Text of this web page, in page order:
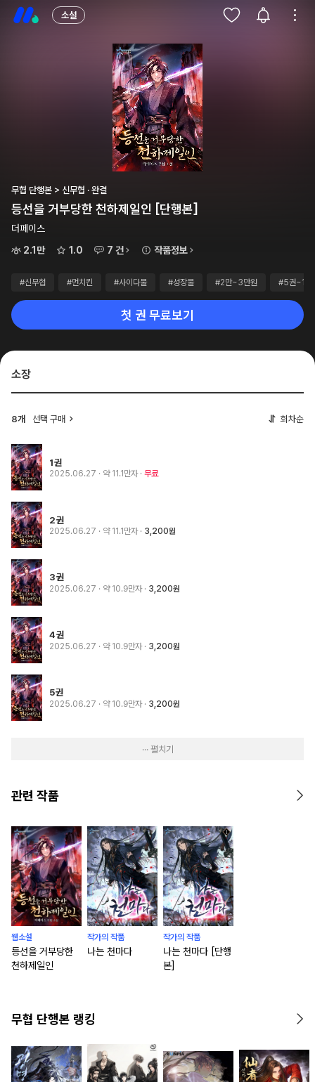
소설
무협 단행본 > 신무협 · 완결
등선을 거부당한 천하제일인 [단행본]
더페이스
2.1만
1.0 7 건 작품정보
#신무협 #먼치킨 #사이다물 #성장물 #2만~3만원 #5권~10
첫 권 무료보기
소장
8개 선택 구매 회차순
1권
2025.06.27 · 약 11.1만자 무료
2권
2025.06.27 · 약 11.1만자 3,200원
3권
2025.06.27 · 약 10.9만자 3,200원
4권
2025.06.27 · 약 10.9만자 3,200원
5권
2025.06.27 · 약 10.9만자 3,200원
··· 펼치기
관련 작품
웹소설
등선을 거부당한
천하제일인
작가의 작품
나는 천마다
작가의 작품
나는 천마다 [단행
본]
무협 단행본 랭킹